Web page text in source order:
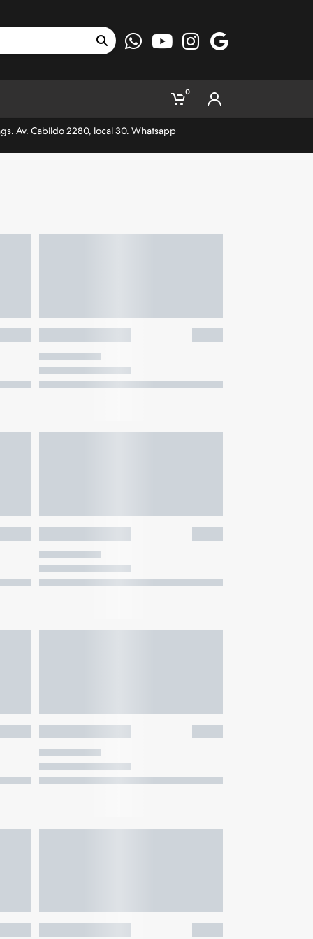
0
Av. Cabildo 2280, local 30. Whatsapp